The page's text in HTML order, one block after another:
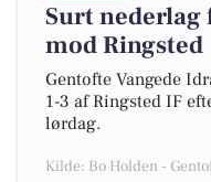
Surt nederlag
mod Ringsted
Gentofte Vangede
1-3 af Ringsted IF
lørdag.
Kilde: Bo Holden -